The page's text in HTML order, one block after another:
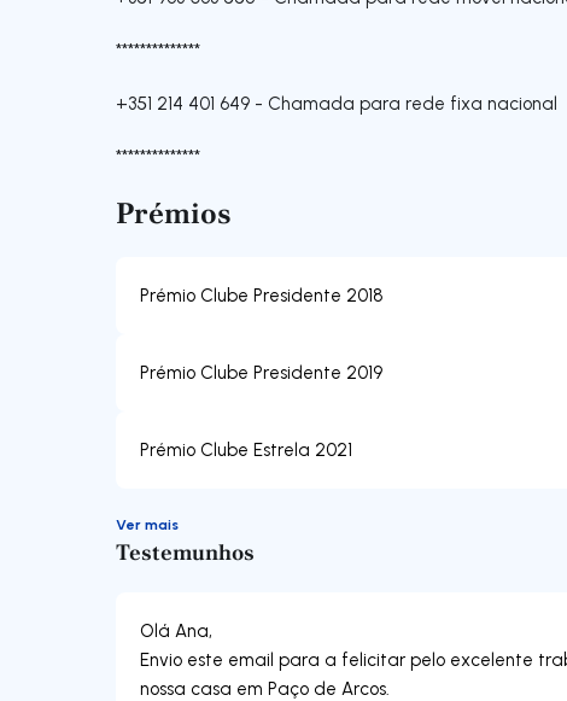
**************
+351 214 401 649 - Chamada para rede fixa nacional
**************
Prémios
Prémio Clube Presidente 2018
Prémio Clube Presidente 2019
Prémio Clube Estrela 2021
Ver mais
Testemunhos
Olá Ana,
Envio este email para a felicitar pelo excelente
nossa casa em Paço de Arcos.